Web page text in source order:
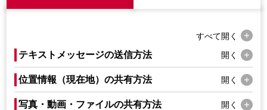
すべて開く
テキストメッセージの送信方法 開く
位置情報（現在地）の共有方法 開く
写真・動画・ファイルの共有方法 開く